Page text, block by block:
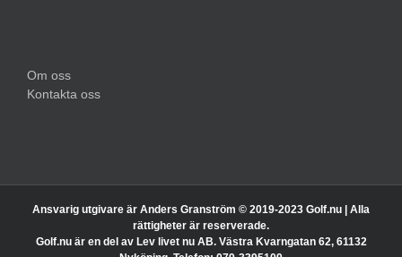
Om oss
Kontakta oss
Ansvarig utgivare är Anders Granström © 2019-2023 Golf.nu | Alla
rättigheter är reserverade.
Golf.nu är en del av Lev livet nu AB. Västra Kvarngatan 62, 61132